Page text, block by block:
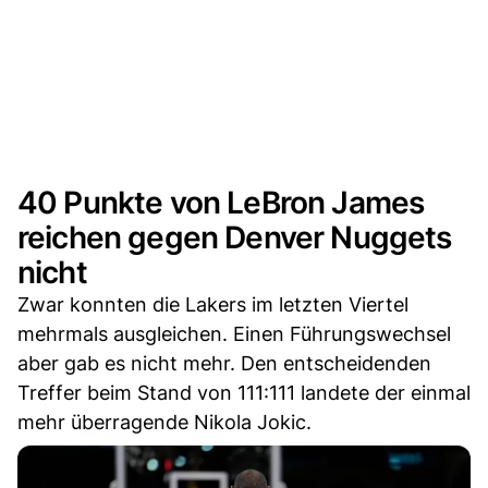
40 Punkte von LeBron James
reichen gegen Denver Nuggets
nicht
Zwar konnten die Lakers im letzten Viertel
mehrmals ausgleichen. Einen Führungswechsel
aber gab es nicht mehr. Den entscheidenden
Treffer beim Stand von 111:111 landete der einmal
mehr überragende Nikola Jokic.